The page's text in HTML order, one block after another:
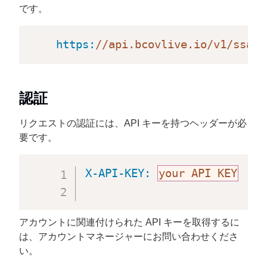
です。
https: //api.bcovlive.io/v1/ssai
認証
リクエストの認証には、API キーを持つヘッダーが必
要です。
X-API-KEY: your API KEY
アカウントに関連付けられた API キーを取得するに
は、アカウントマネージャーにお問い合わせくださ
い。